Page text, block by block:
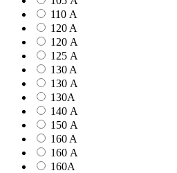
110 А
120 A
120 А
125 А
130 A
130 А
130А
140 А
150 А
160 A
160 А
160А